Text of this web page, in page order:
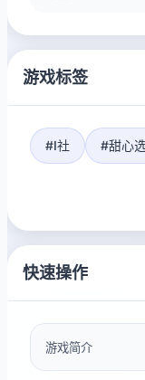
游戏标签
#I社 #甜心
快速操作
游戏简介